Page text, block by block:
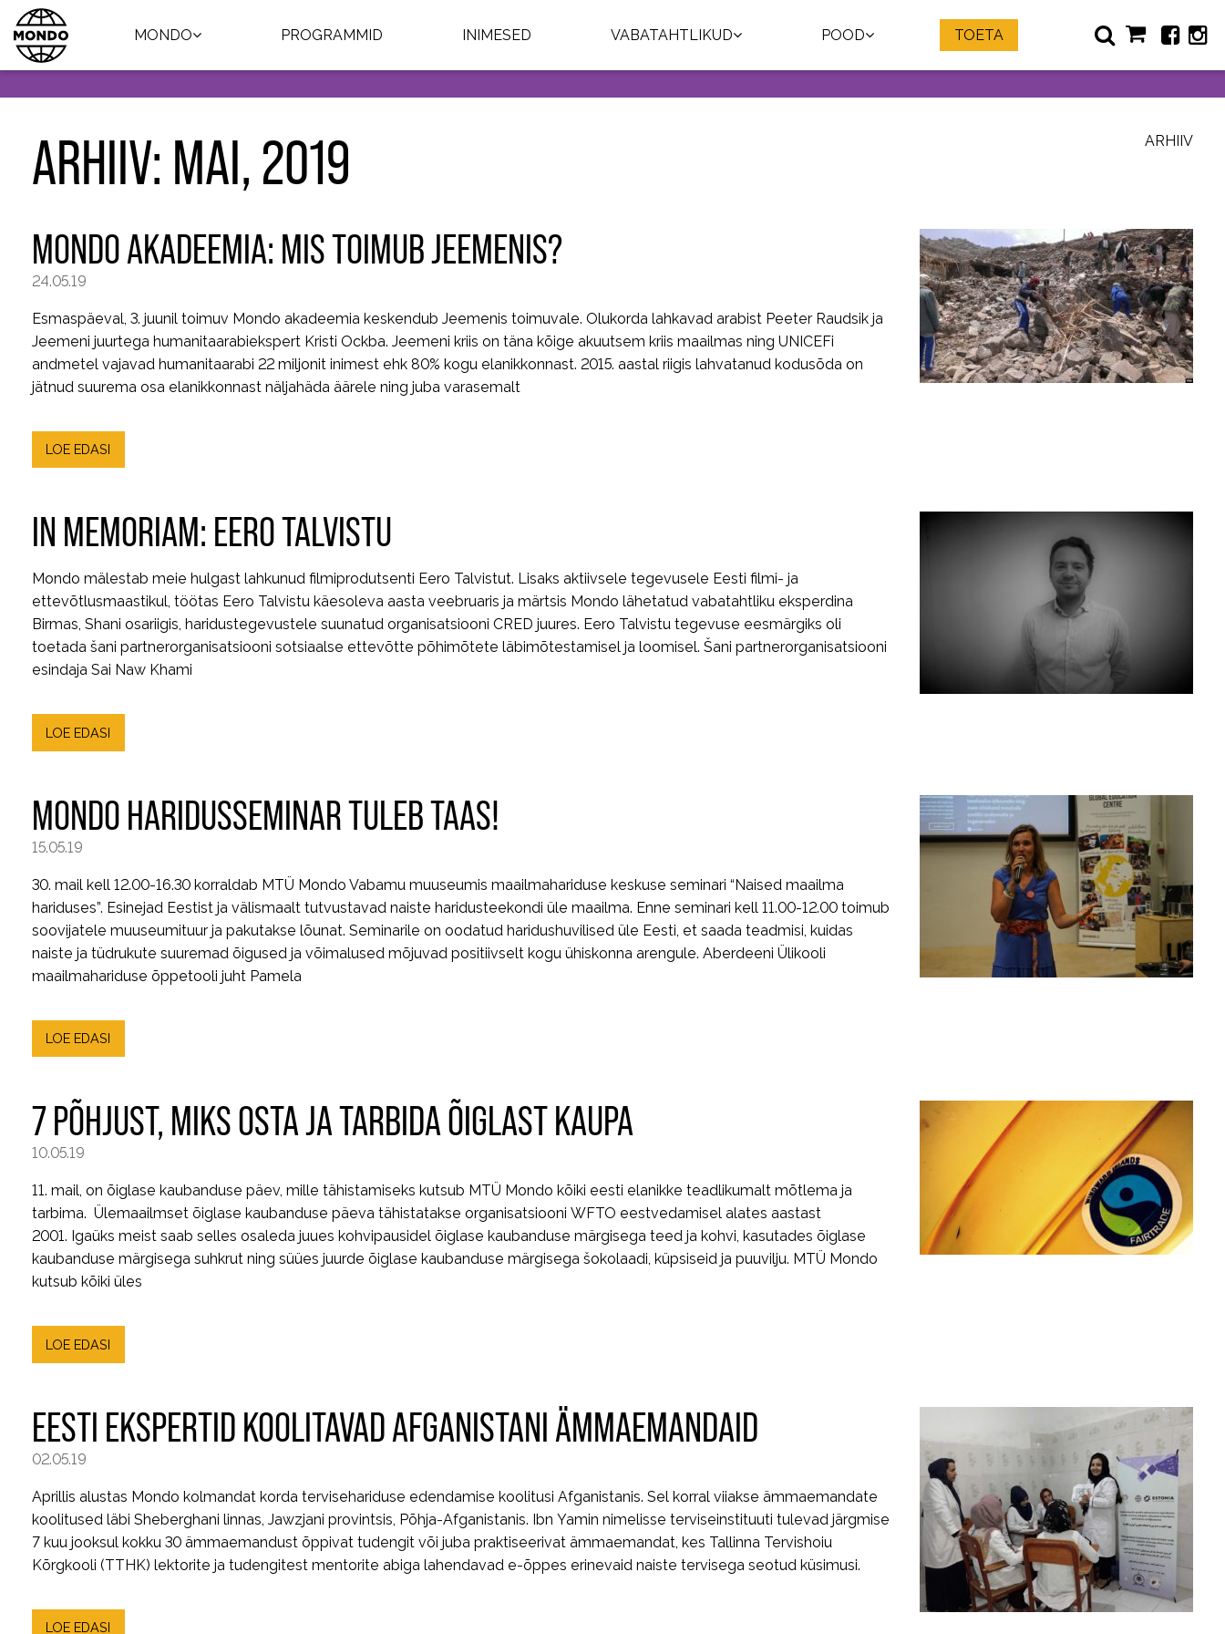
MONDO PROGRAMMID INIMESED VABATAHTLIKUD POOD TOETA
ARHIIV: MAI, 2019 ARHIIV
MONDO AKADEEMIA: MIS TOIMUB JEEMENIS?
24.05.19
Esmaspäeval, 3. juunil toimuv Mondo akadeemia keskendub Jeemenis toimuvale. Olukorda lahkavad arabist Peeter Raudsik ja
Jeemeni juurtega humanitaarabiekspert Kristi Ockba. Jeemeni kriis on täna kõige akuutsem kriis maailmas ning UNICEFi
andmetel vajavad humanitaarabi 22 miljonit inimest ehk 80% kogu elanikkonnast. 2015. aastal riigis lahvatanud kodusõda on
jätnud suurema osa elanikkonnast näljahäda äärele ning juba varasemalt
LOE EDASI
IN MEMORIAM: EERO TALVISTU
Mondo mälestab meie hulgast lahkunud filmiprodutsenti Eero Talvistut. Lisaks aktiivsele tegevusele Eesti filmi- ja
ettevõtlusmaastikul, töötas Eero Talvistu käesoleva aasta veebruaris ja märtsis Mondo lähetatud vabatahtliku eksperdina
Birmas, Shani osariigis, haridustegevustele suunatud organisatsiooni CRED juures. Eero Talvistu tegevuse eesmärgiks oli
toetada šani partnerorganisatsiooni sotsiaalse ettevõtte põhimõtete läbimõtestamisel ja loomisel. Šani partnerorganisatsiooni
esindaja Sai Naw Khami
LOE EDASI
MONDO HARIDUSSEMINAR TULEB TAAS!
15.05.19
30. mail kell 12.00-16.30 korraldab MTÜ Mondo Vabamu muuseumis maailmahariduse keskuse seminari “Naised maailma
hariduses”. Esinejad Eestist ja välismaalt tutvustavad naiste haridusteekondi üle maailma. Enne seminari kell 11.00-12.00 toimub
soovijatele muuseumituur ja pakutakse lõunat. Seminarile on oodatud haridushuvilised üle Eesti, et saada teadmisi, kuidas
naiste ja tüdrukute suuremad õigused ja võimalused mõjuvad positiivselt kogu ühiskonna arengule. Aberdeeni Ülikooli
maailmahariduse õppetooli juht Pamela
LOE EDASI
7 PÕHJUST, MIKS OSTA JA TARBIDA ÕIGLAST KAUPA
10.05.19
11. mail, on õiglase kaubanduse päev, mille tähistamiseks kutsub MTÜ Mondo kõiki eesti elanikke teadlikumalt mõtlema ja
tarbima. Ülemaailmset õiglase kaubanduse päeva tähistatakse organisatsiooni WFTO eestvedamisel alates aastast
2001. Igaüks meist saab selles osaleda juues kohvipausidel õiglase kaubanduse märgisega teed ja kohvi, kasutades õiglase
kaubanduse märgisega suhkrut ning süües juurde õiglase kaubanduse märgisega šokolaadi, küpsiseid ja puuvilju. MTÜ Mondo
kutsub kõiki üles
LOE EDASI
EESTI EKSPERTID KOOLITAVAD AFGANISTANI ÄMMAEMANDAID
02.05.19
Aprillis alustas Mondo kolmandat korda tervisehariduse edendamise koolitusi Afganistanis. Sel korral viiakse ämmaemandate
koolitused läbi Sheberghani linnas, Jawzjani provintsis, Põhja-Afganistanis. Ibn Yamin nimelisse terviseinstituuti tulevad järgmise
7 kuu jooksul kokku 30 ämmaemandust õppivat tudengit või juba praktiseerivat ämmaemandat, kes Tallinna Tervishoiu
Kõrgkooli (TTHK) lektorite ja tudengitest mentorite abiga lahendavad e-õppes erinevaid naiste tervisega seotud küsimusi.
LOE EDASI